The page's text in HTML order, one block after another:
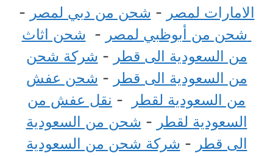
الامارات لمصر - شحن من دبي لمصر -
شحن من أبوظبي لمصر - شحن اثاث
من السعودية الى قطر - شركة شحن
من السعودية الى قطر - شحن عفش
من السعودية لقطر
- نقل عفش من
السعودية لقطر - شحن من السعودية
الى قطر - شركة شحن من السعودية